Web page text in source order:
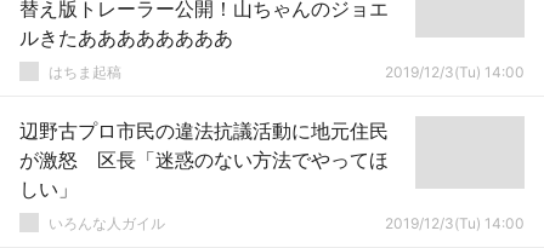
替え版トレーラー公開！山ちゃんのジョエ
ルきたああああああああ
はちま起稿 2019/12/3(Tu) 14:00
辺野古プロ市民の違法抗議活動に地元住民
が激怒 区長「迷惑のない方法でやってほ
しい」
いろんな人ガイル 2019/12/3(Tu) 14:00